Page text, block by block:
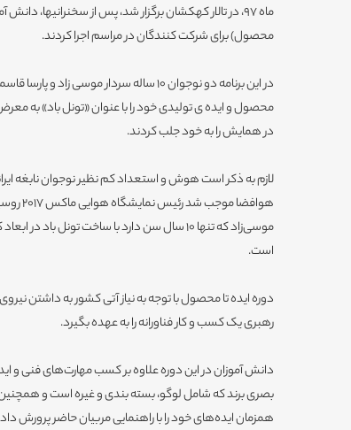
ماه 97، در تالار کهکشان برگزار شد، پس از سخنرانیها،
محصول) برای شرکت کنندگان در مراسم اجرا کردند.
در این برنامه دو نوجوان ۱۰ ساله سردار
محصول و ایده‌ ی تولیدی خود را با عنوان «تونل باد» به
در همایش را به خود جلب کردند.
لازم به ذکر است هوش و استعداد کم نظیر نوجوان نابغه
هوافضا
است.
دوره ایده تا محصول با توجه به نیاز آتی کشور به داشتن
رهبری یک کسب و کار فناورانه را به عهده بگیرد.
دانش آموزان در این دوره علاوه بر کسب مهارت‌های فنی و
بصری برند که شامل لوگو، بسته بندی و غیره است و
همزمان ایده‌های خود را با راهنمایی مربیان حاضر پرورش